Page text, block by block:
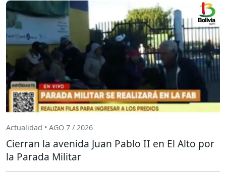
Actualidad • AGO 7 / 2026
Cierran la avenida Juan Pablo II en El Alto por
la Parada Militar